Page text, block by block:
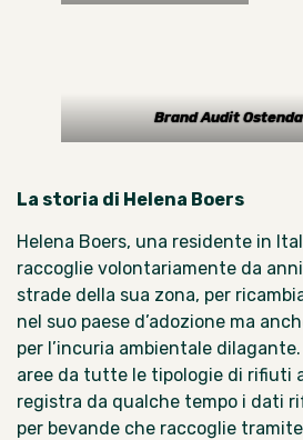
Brand Audit Ostenda
La storia di Helena Boers
Helena Boers, una residente in
raccoglie volontariamente da
strade della sua zona, per
nel suo paese d’adozione ma
per l’incuria ambientale
aree da tutte le tipologie di rifiuti
registra da qualche tempo i dati
per bevande che raccoglie